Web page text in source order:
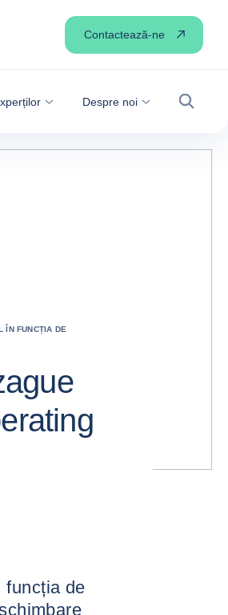
Despre noi
Căutare
Contactează-ne
ÎN FUNCȚIA DE
funcția de